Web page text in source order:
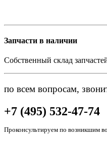
Запчасти в наличии
Собственный склад
по всем вопросам,
+7 (495) 532-47-74
Проконсультируем по возникшим